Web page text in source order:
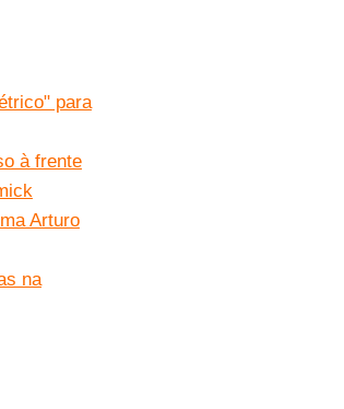
para
à frente
Arturo
na